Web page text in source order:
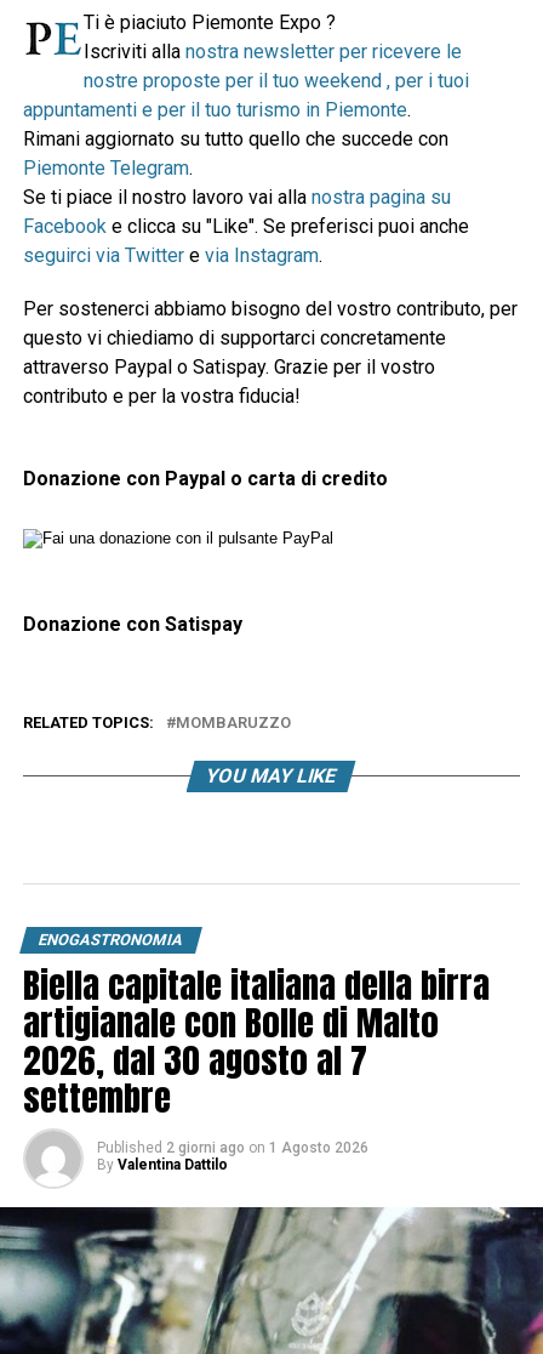
Ti è piaciuto Piemonte Expo ?
Iscriviti alla nostra newsletter per ricevere le
nostre proposte per il tuo weekend , per i tuoi
appuntamenti e per il tuo turismo in Piemonte.
Rimani aggiornato su tutto quello che succede con
Piemonte Telegram.
Se ti piace il nostro lavoro vai alla nostra pagina su
Facebooke clicca su "Like". Se preferisci puoi anche
seguirci via Twittere via Instagram.
Per sostenerci abbiamo bisogno del vostro contributo, per
questo vi chiediamo di supportarci concretamente
attraverso Paypal o Satispay. Grazie per il vostro
contributo e per la vostra fiducia!
Donazione con Paypal o carta di credito
Donazione con Satispay
RELATED TOPICS: MOMBARUZZO
YOU MAY LIKE
ENOGASTRONOMIA
Biella capitale italiana della birra
artigianale con Bolle di Malto
2026, dal 30 agosto al 7
settembre
Published 2 giorni ago on 1 Agosto 2026
By Valentina Dattilo